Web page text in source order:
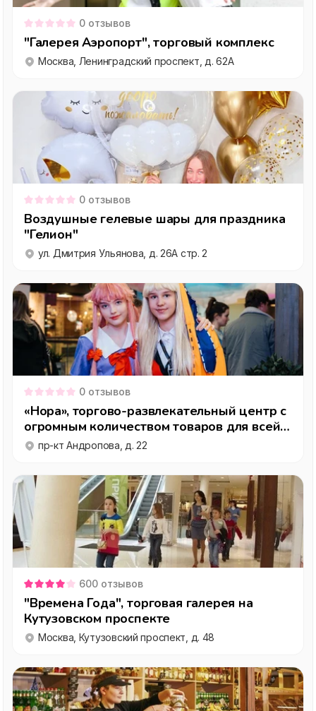
0 отзывов
"Галерея Аэропорт", торговый комплекс
Москва, Ленинградский проспект, д. 62А
0 отзывов
Воздушные гелевые шары для праздника
"Гелион"
ул. Дмитрия Ульянова, д. 26А стр. 2
0 отзывов
«Нора», торгово-развлекательный центр с
огромным количеством товаров для всей
семьи
пр-кт Андропова, д. 22
600 отзывов
"Времена Года", торговая галерея на
Кутузовском проспекте
Москва, Кутузовский проспект, д. 48